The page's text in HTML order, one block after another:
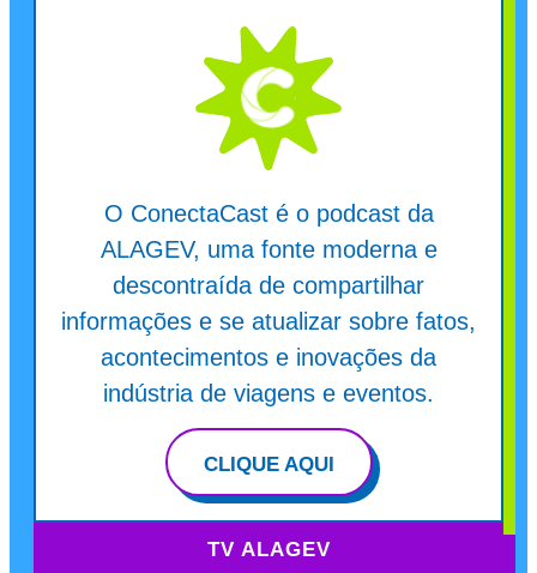
O ConectaCast é o podcast da
ALAGEV, uma fonte moderna e
descontraída de compartilhar
informações e se atualizar sobre fatos,
acontecimentos e inovações da
indústria de viagens e eventos.
CLIQUE AQUI
TV ALAGEV